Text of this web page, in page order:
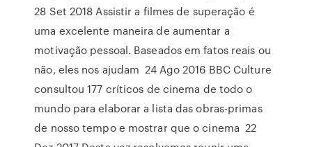
28 Set 2018 Assistir a filmes de superação é
uma excelente maneira de aumentar a
motivação pessoal. Baseados em fatos reais ou
não, eles nos ajudam 24 Ago 2016 BBC Culture
consultou 177 críticos de cinema de todo o
mundo para elaborar a lista das obras-primas
de nosso tempo e mostrar que o cinema 22